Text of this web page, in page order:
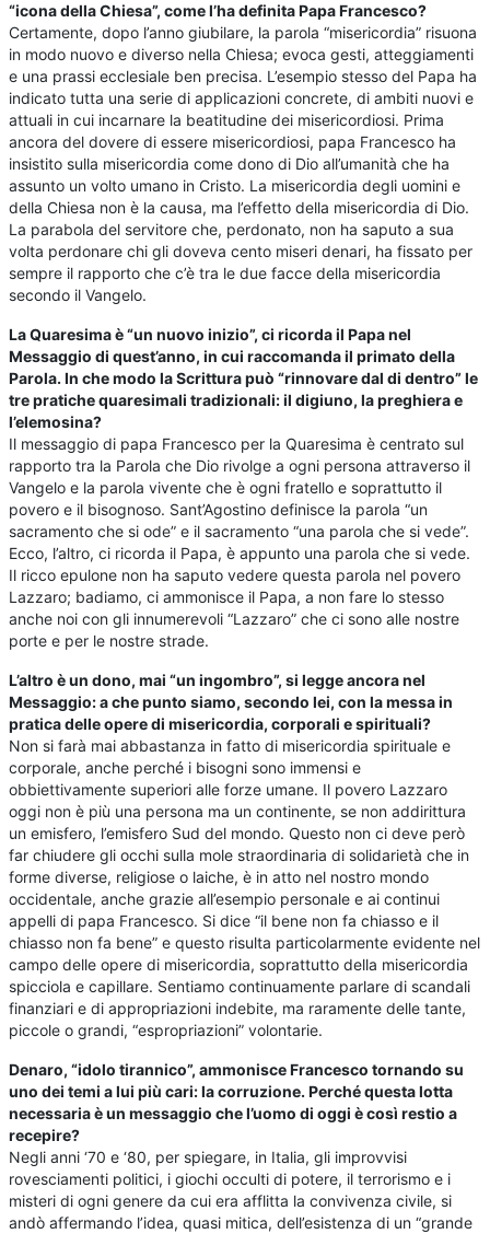
“icona della Chiesa”, come l’ha definita Papa Francesco?
Certamente, dopo l’anno giubilare, la parola “misericordia” risuona
in modo nuovo e diverso nella Chiesa; evoca gesti, atteggiamenti
e una prassi ecclesiale ben precisa. L’esempio stesso del Papa ha
indicato tutta una serie di applicazioni concrete, di ambiti nuovi e
attuali in cui incarnare la beatitudine dei misericordiosi. Prima
ancora del dovere di essere misericordiosi, papa Francesco ha
insistito sulla misericordia come dono di Dio all’umanità che ha
assunto un volto umano in Cristo. La misericordia degli uomini e
della Chiesa non è la causa, ma l’effetto della misericordia di Dio.
La parabola del servitore che, perdonato, non ha saputo a sua
volta perdonare chi gli doveva cento miseri denari, ha fissato per
sempre il rapporto che c’è tra le due facce della misericordia
secondo il Vangelo.
La Quaresima è “un nuovo inizio”, ci ricorda il Papa nel
Messaggio di quest’anno, in cui raccomanda il primato della
Parola. In che modo la Scrittura può “rinnovare dal di dentro” le
tre pratiche quaresimali tradizionali: il digiuno, la preghiera e
l’elemosina?
Il messaggio di papa Francesco per la Quaresima è centrato sul
rapporto tra la Parola che Dio rivolge a ogni persona attraverso il
Vangelo e la parola vivente che è ogni fratello e soprattutto il
povero e il bisognoso. Sant’Agostino definisce la parola “un
sacramento che si ode” e il sacramento “una parola che si vede”.
Ecco, l’altro, ci ricorda il Papa, è appunto una parola che si vede.
Il ricco epulone non ha saputo vedere questa parola nel povero
Lazzaro; badiamo, ci ammonisce il Papa, a non fare lo stesso
anche noi con gli innumerevoli “Lazzaro” che ci sono alle nostre
porte e per le nostre strade.
L’altro è un dono, mai “un ingombro”, si legge ancora nel
Messaggio: a che punto siamo, secondo lei, con la messa in
pratica delle opere di misericordia, corporali e spirituali?
Non si farà mai abbastanza in fatto di misericordia spirituale e
corporale, anche perché i bisogni sono immensi e
obbiettivamente superiori alle forze umane. Il povero Lazzaro
oggi non è più una persona ma un continente, se non addirittura
un emisfero, l’emisfero Sud del mondo. Questo non ci deve però
far chiudere gli occhi sulla mole straordinaria di solidarietà che in
forme diverse, religiose o laiche, è in atto nel nostro mondo
occidentale, anche grazie all’esempio personale e ai continui
appelli di papa Francesco. Si dice “il bene non fa chiasso e il
chiasso non fa bene” e questo risulta particolarmente evidente nel
campo delle opere di misericordia, soprattutto della misericordia
spicciola e capillare. Sentiamo continuamente parlare di scandali
finanziari e di appropriazioni indebite, ma raramente delle tante,
piccole o grandi, “espropriazioni” volontarie.
Denaro, “idolo tirannico”, ammonisce Francesco tornando su
uno dei temi a lui più cari: la corruzione. Perché questa lotta
necessaria è un messaggio che l’uomo di oggi è così restio a
recepire?
Negli anni ‘70 e ‘80, per spiegare, in Italia, gli improvvisi
rovesciamenti politici, i giochi occulti di potere, il terrorismo e i
misteri di ogni genere da cui era afflitta la convivenza civile, si
andò affermando l’idea, quasi mitica, dell’esistenza di un “grande